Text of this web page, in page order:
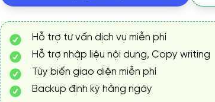
Hỗ trợ tư vấn dịch vụ miễn phí
Hỗ trợ nhập liệu nội dung, Copy writing
Tùy biến giao diện miễn phí
Backup định kỳ hằng ngày